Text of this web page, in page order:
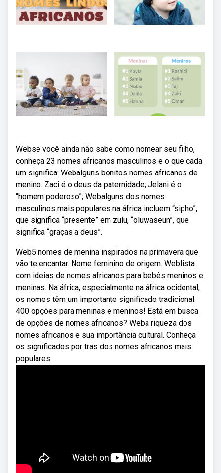
Webse você ainda não sabe como nomear seu filho,
conheça 23 nomes africanos masculinos e o que cada
um significa: Webalguns bonitos nomes africanos de
menino. Zaci é o deus da paternidade; Jelani é o
“homem poderoso”; Webalguns dos nomes
masculinos mais populares na áfrica incluem “sipho”,
que significa “presente” em zulu, “oluwaseun”, que
significa “graças a deus”.
Web5 nomes de menina inspirados na primavera que
vão te encantar. Nome feminino de origem. Weblista
com ideias de nomes africanos para bebês meninos e
meninas. Na áfrica, especialmente na áfrica ocidental,
os nomes têm um importante significado tradicional.
400 opções para meninas e meninos! Está em busca
de opções de nomes africanos? Weba riqueza dos
nomes africanos e sua importância cultural. Conheça
os significados por trás dos nomes africanos mais
populares.